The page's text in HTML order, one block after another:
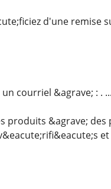
d'une remise
courriel &agrave; : .
produits &agrave;